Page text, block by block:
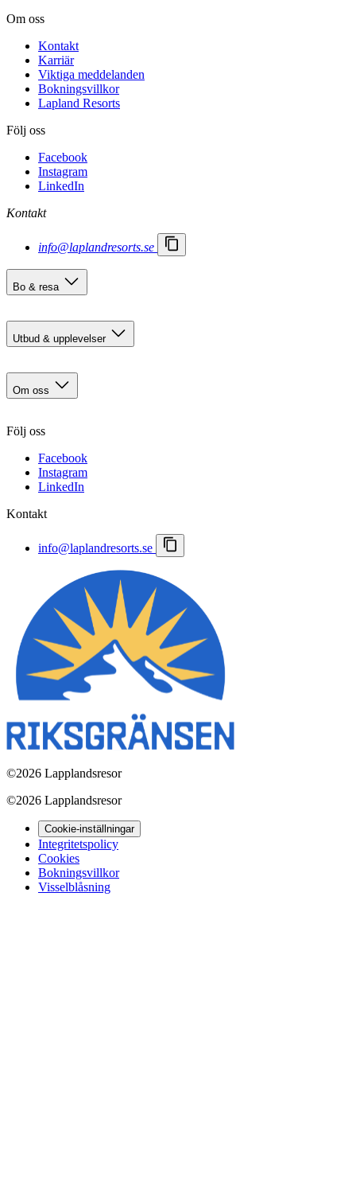
Om oss
Kontakt
Karriär
Viktiga meddelanden
Bokningsvillkor
Lapland Resorts
Följ oss
Facebook
Instagram
LinkedIn
Kontakt
info@laplandresorts.se
Bo & resa
Utbud & upplevelser
Event & Tävlingar
Mat & nöje
Om oss
Karriär
Bokningsvillkor
Lapland Resorts
Följ oss
Facebook
Instagram
LinkedIn
Kontakt
info@laplandresorts.se
©2026 Lapplandsresor
©2026 Lapplandsresor
Cookie-inställningar
Integritetspolicy
Cookies
Bokningsvillkor
Visselblåsning